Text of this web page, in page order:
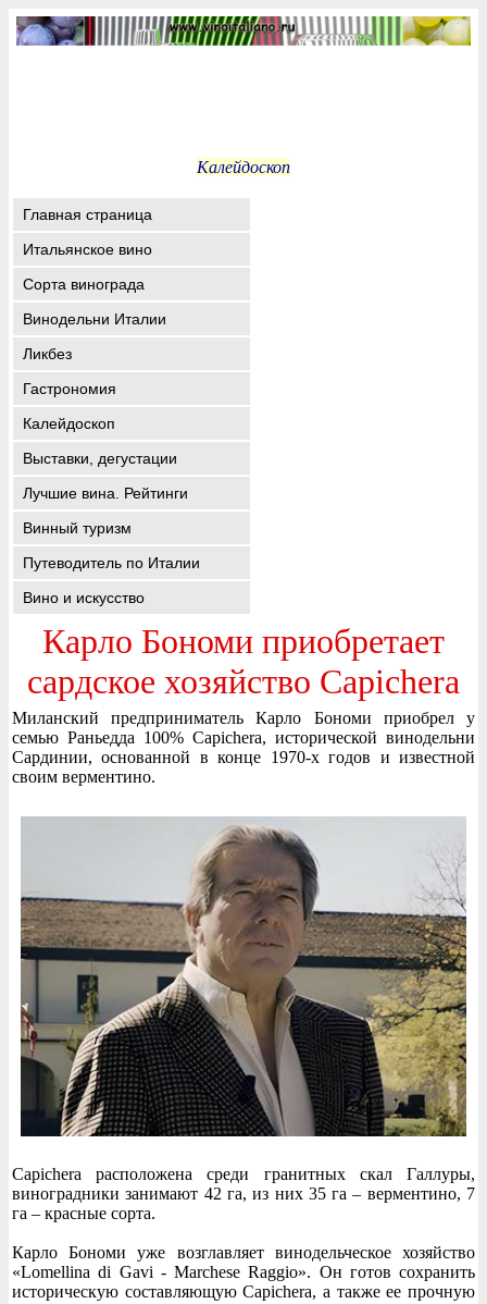
Калейдоскоп
Главная страница
Итальянское вино
Сорта винограда
Винодельни Италии
Ликбез
Гастрономия
Калейдоскоп
Выставки, дегустации
Лучшие вина. Рейтинги
Винный туризм
Путеводитель по Италии
Вино и искусство
Карло Бономи приобретает
сардское хозяйство Capichera
Миланский предприниматель Карло Бономи приобрел у
семью Раньедда 100% Capichera, исторической винодельни
Сардинии, основанной в конце 1970-х годов и известной
своим верментино.
Capichera расположена среди гранитных скал Галлуры,
виноградники занимают 42 га, из них 35 га – верментино, 7
га – красные сорта.
Карло Бономи уже возглавляет винодельческое хозяйство
«Lomellina di Gavi - Marchese Raggio». Он готов сохранить
историческую составляющую Capichera, а также ее прочную